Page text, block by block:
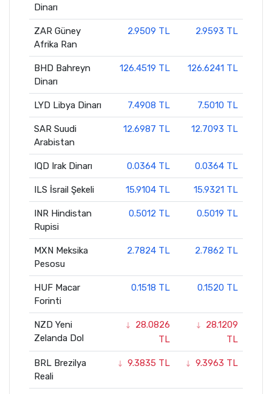
Dinarı
ZAR Güney
Afrika Ran
2.9509 TL 2.9593 TL
BHD Bahreyn
Dinarı
126.4519 TL 126.6241 TL
LYD Libya Dinarı 7.4908 TL 7.5010 TL
SAR Suudi
Arabistan
12.6987 TL 12.7093 TL
IQD Irak Dinarı 0.0364 TL 0.0364 TL
ILS İsrail Şekeli 15.9104 TL 15.9321 TL
INR Hindistan
Rupisi
0.5012 TL 0.5019 TL
MXN Meksika
Pesosu
2.7824 TL 2.7862 TL
HUF Macar
Forinti
0.1518 TL 0.1520 TL
NZD Yeni
Zelanda Dol
28.0826
TL
28.1209
TL
BRL Brezilya
Reali
9.3835 TL 9.3963 TL